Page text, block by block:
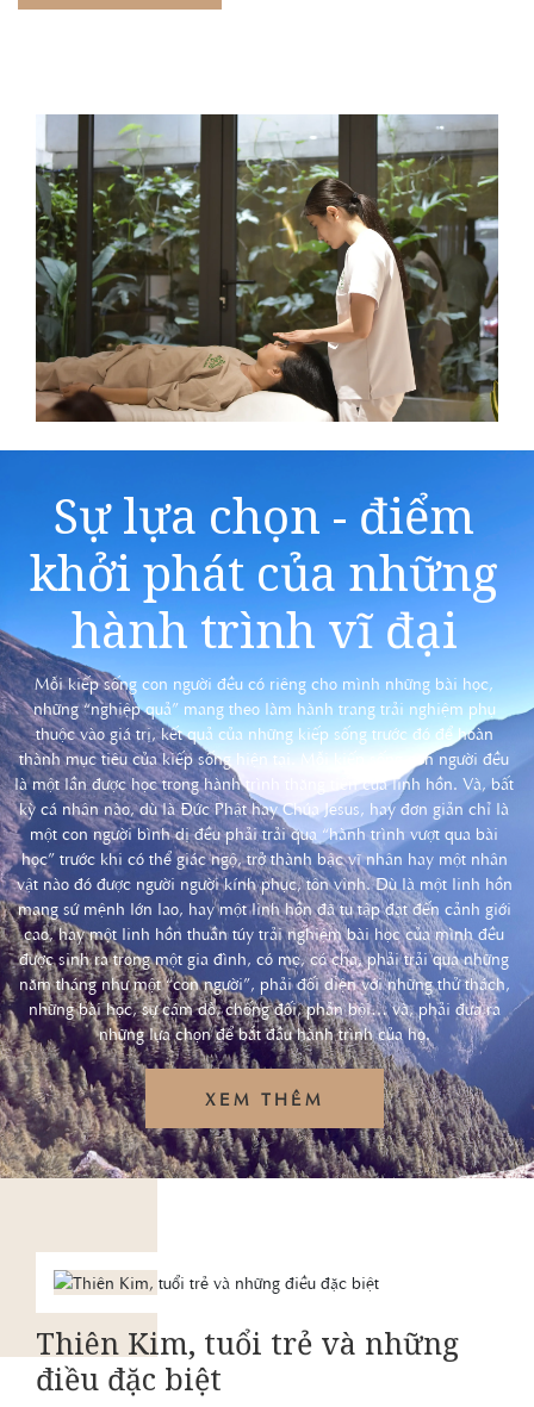
Sự lựa chọn - điểm
khởi phát của những
hành trình vĩ đại
Mỗi kiếp sống con người đều có riêng cho mình những bài học,
những “nghiệp quả” mang theo làm hành trang trải nghiệm phụ
thuộc vào giá trị, kết quả của những kiếp sống trước đó để hoàn
thành mục tiêu của kiếp sống hiện tại. Mỗi kiếp sống con người đều
là một lần được học trong hành trình thăng tiến của linh hồn. Và, bất
kỳ cá nhân nào, dù là Đức Phật hay Chúa Jesus, hay đơn giản chỉ là
một con người bình dị đều phải trải qua “hành trình vượt qua bài
học” trước khi có thể giác ngộ, trở thành bậc vĩ nhân hay một nhân
vật nào đó được người người kính phục, tôn vinh. Dù là một linh hồn
mang sứ mệnh lớn lao, hay một linh hồn đã tu tập đạt đến cảnh giới
cao, hay một linh hồn thuần túy trải nghiệm bài học của mình đều
được sinh ra trong một gia đình, có mẹ, có cha, phải trải qua những
năm tháng như một “con người”, phải đối diện với những thử thách,
những bài học, sự cám dỗ, chống đối, phản bội… và, phải đưa ra
những lựa chọn để bắt đầu hành trình của họ.
XEM THÊM
Thiên Kim, tuổi trẻ và những
điều đặc biệt